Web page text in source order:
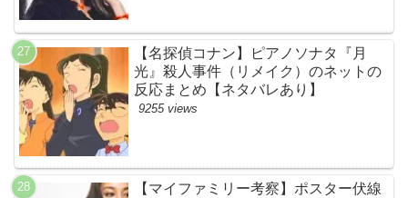
【名探偵コナン】ピアノソナタ『月
光』殺人事件（リメイク）のネットの
反応まとめ【ネタバレあり】
9255 views
【マイファミリー考察】ポスター伏線